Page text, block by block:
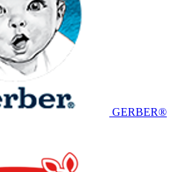
GERBER®